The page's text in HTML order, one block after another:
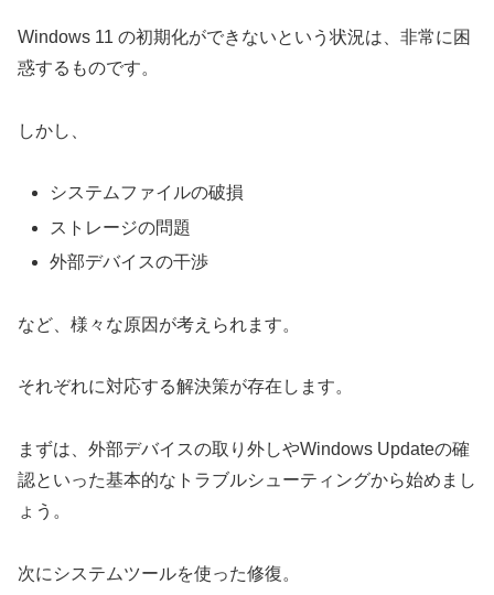
Windows 11 の初期化ができないという状況は、非常に困
惑するものです。
しかし、
システムファイルの破損
ストレージの問題
外部デバイスの干渉
など、様々な原因が考えられます。
それぞれに対応する解決策が存在します。
まずは、外部デバイスの取り外しやWindows Updateの確
認といった基本的なトラブルシューティングから始めまし
ょう。
次にシステムツールを使った修復。